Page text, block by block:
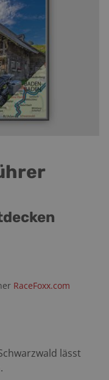
RaceFoxx.com
lässt